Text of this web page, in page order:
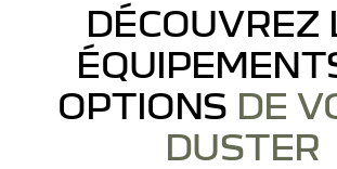
DÉCOUVREZ
OPTIONS DE
DUSTER